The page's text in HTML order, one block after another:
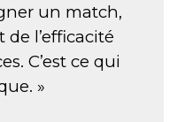
un match,
de l’efficacité
C’est ce qui
»